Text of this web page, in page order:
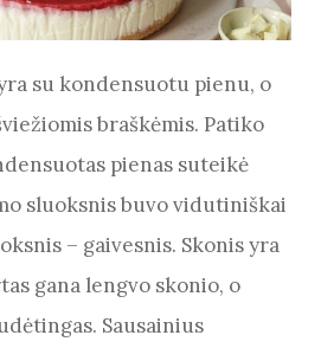
su kondensuotu pienu, o
braškėmis. Patiko
pienas suteikė
sluoksnis buvo vidutiniškai
– gaivesnis. Skonis yra
gana lengvo skonio, o
Sausainius